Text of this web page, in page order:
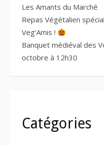
Les Amants du Marché
Repas Végétalien
Veg’Amis !
Banquet médiéval des
octobre à 12h30
Catégories